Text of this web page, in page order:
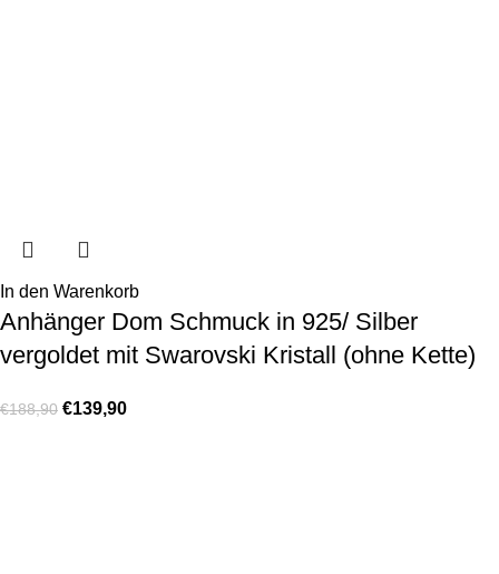
In den Warenkorb
Anhänger Dom Schmuck in 925/ Silber
vergoldet mit Swarovski Kristall (ohne Kette)
€188,90 €139,90